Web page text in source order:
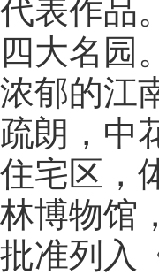
代表作品
四大名园
浓郁的江
疏朗，中
住宅区，
林博物馆
批准列入